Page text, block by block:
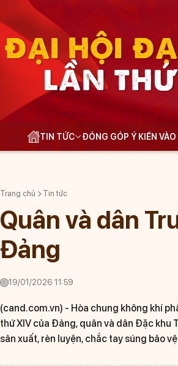
ĐẠI HỘI
LẦN
TIN TỨC ĐÓNG GÓP Ý KIẾN
Trang chủ Tin tức
Quân và dân
Đảng
19/01/2026 11:59
(cand.com.vn) - Hòa chung không khí
thứ XIV của Đảng, quân và dân Đặc khu
sản xuất, rèn luyện, chắc tay súng bảo